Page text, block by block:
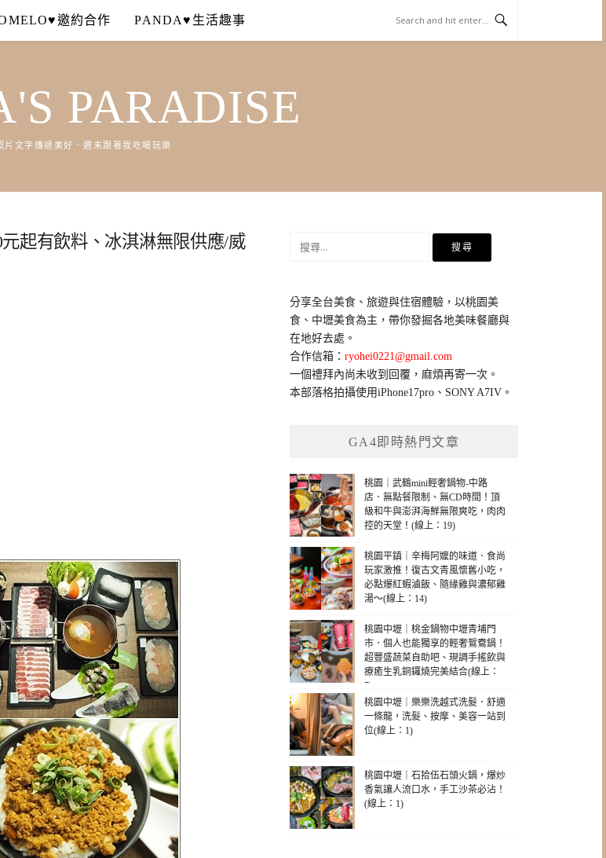
邀約合作 PANDA♥生活趣事
PARADISE
片文字傳遞美好．週末跟著我吃喝玩樂
起有飲料、冰淇淋無限供應/威
鍵
字:
分享全台美食、旅遊與住宿體驗，以桃園美
食、中壢美食為主，帶你發掘各地美味餐廳與
在地好去處。
合作信箱：ryohei0221@gmail.com
一個禮拜內尚未收到回覆，麻煩再寄一次。
本部落格拍攝使用iPhone17pro、SONY A7IV。
GA4即時熱門文章
桃園｜武鶴mini輕奢鍋物-中路
店．無點餐限制、無CD時間！頂
級和牛與澎湃海鮮無限爽吃，肉肉
控的天堂！(線上：19)
桃園平鎮｜辛梅阿嬤的味道．食尚
玩家激推！復古文青風懷舊小吃，
必點爆紅蝦滷飯、隨緣雞與濃郁雞
湯～(線上：14)
桃園中壢｜桃金鍋物中壢青埔門
市．個人也能獨享的輕奢鴛鴦鍋！
超豐盛蔬菜自助吧、現調手搖飲與
療癒生乳銅鑼燒完美結合(線上：
7)
桃園中壢｜樂樂洗越式洗髮．舒適
一條龍，洗髮、按摩、美容一站到
位(線上：1)
桃園中壢｜石拾伍石頭火鍋，爆炒
香氣讓人流口水，手工沙茶必沾！
(線上：1)